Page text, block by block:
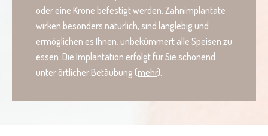
oder eine Krone befestigt werden. Zahnimplantate
wirken besonders natürlich, sind langlebig und
ermöglichen es Ihnen, unbekümmert alle Speisen zu
essen. Die Implantation erfolgt für Sie schonend
unter örtlicher Betäubung (mehr).